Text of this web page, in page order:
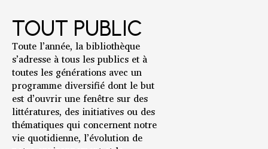
TOUT PUBLIC
Toute l’année, la bibliothèque
s’adresse à tous les publics et à
toutes les générations avec un
programme diversifié dont le but
est d’ouvrir une fenêtre sur des
littératures, des initiatives ou des
thématiques qui concernent notre
vie quotidienne, l’évolution de